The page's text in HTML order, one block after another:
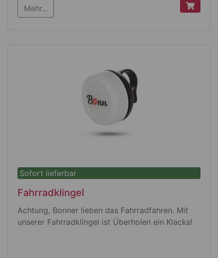
Kunststoff
Mehr...
Sofort lieferbar
Fahrradklingel
Achtung, Bonner lieben das Fahrradfahren. Mit
unserer Fahrradklingel ist Überholen ein Klacks!